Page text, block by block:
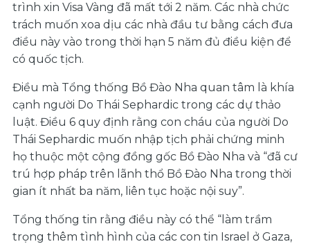
trình xin Visa Vàng đã mất tới 2 năm. Các nhà chức
trách muốn xoa dịu các nhà đầu tư bằng cách đưa
điều này vào trong thời hạn 5 năm đủ điều kiện để
có quốc tịch.
Điều mà Tổng thống Bồ Đào Nha quan tâm là khía
cạnh người Do Thái Sephardic trong các dự thảo
luật. Điều 6 quy định rằng con cháu của người Do
Thái Sephardic muốn nhập tịch phải chứng minh
họ thuộc một cộng đồng gốc Bồ Đào Nha và “đã cư
trú hợp pháp trên lãnh thổ Bồ Đào Nha trong thời
gian ít nhất ba năm, liên tục hoặc nội suy”.
Tổng thống tin rằng điều này có thể “làm trầm
trọng thêm tình hình của các con tin Israel ở Gaza,